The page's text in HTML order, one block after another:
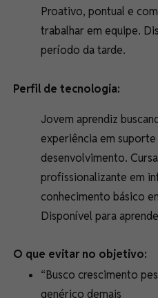
Proativo, pontual e
trabalhar em equipe.
período da tarde.
Perfil de tecnologia:
Jovem aprendiz
experiência em
desenvolvimento.
profissionalizante em
conhecimento básico
Disponível para
O que evitar no objetivo:
“Busco crescimento
genérico demais